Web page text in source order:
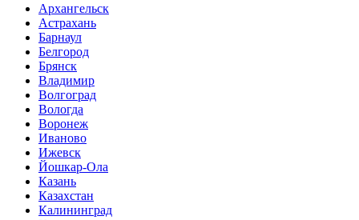
Архангельск
Астрахань
Барнаул
Белгород
Брянск
Владимир
Волгоград
Вологда
Воронеж
Иваново
Ижевск
Йошкар-Ола
Казань
Казахстан
Калининград